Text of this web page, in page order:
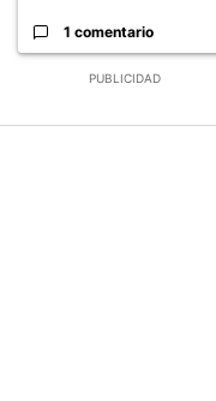
PUBLICIDAD
1 comentario